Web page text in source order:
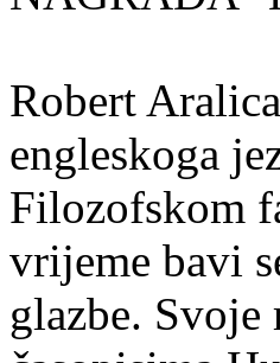
Robert
engleskoga
Filozofskom
vrijeme bavi
glazbe.